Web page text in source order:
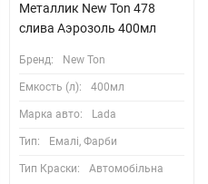
Металлик New Ton 478
слива Аэрозоль 400мл
Бренд: New Ton
Емкость (л): 400мл
Марка авто: Lada
Тип: Емалі, Фарби
Тип Краски: Автомобільна